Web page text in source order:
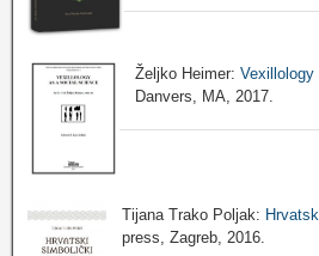
Željko Heimer:
Danvers, MA, 2017.
Tijana Trako Poljak:
press, Zagreb, 2016.